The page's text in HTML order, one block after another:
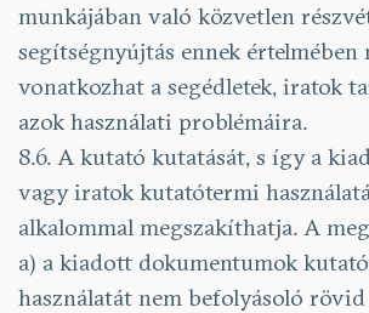
munkájában való közvetlen
segítségnyújtás ennek értelmében
vonatkozhat a segédletek, iratok
azok használati problémáira.
8.6. A kutató kutatását, s így a
vagy iratok kutatótermi
alkalommal megszakíthatja. A
a) a kiadott dokumentumok
használatát nem befolyásoló